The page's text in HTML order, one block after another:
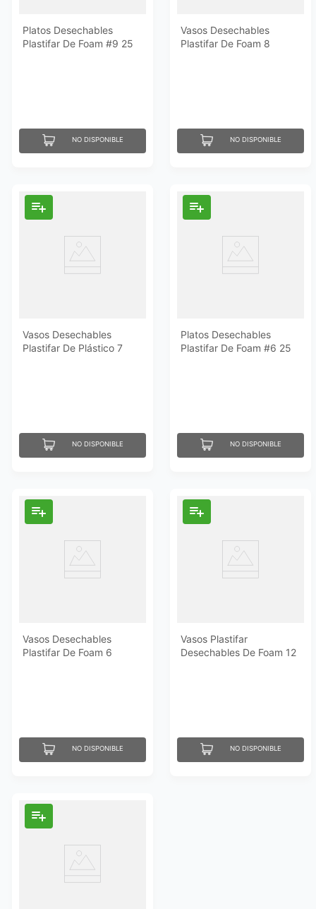
Platos Desechables
Plastifar De Foam #9 25
NO DISPONIBLE
Vasos Desechables
Plastifar De Foam 8
NO DISPONIBLE
Vasos Desechables
Plastifar De Plástico 7
NO DISPONIBLE
Platos Desechables
Plastifar De Foam #6 25
NO DISPONIBLE
Vasos Desechables
Plastifar De Foam 6
NO DISPONIBLE
Vasos Plastifar
Desechables De Foam 12
NO DISPONIBLE